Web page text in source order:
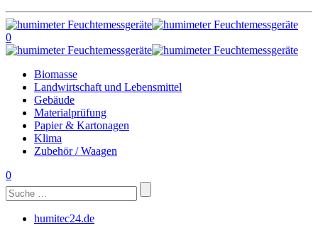
0
Biomasse
Landwirtschaft und Lebensmittel
Gebäude
Materialprüfung
Papier & Kartonagen
Klima
Zubehör / Waagen
0
Suchen
nach:
humitec24.de